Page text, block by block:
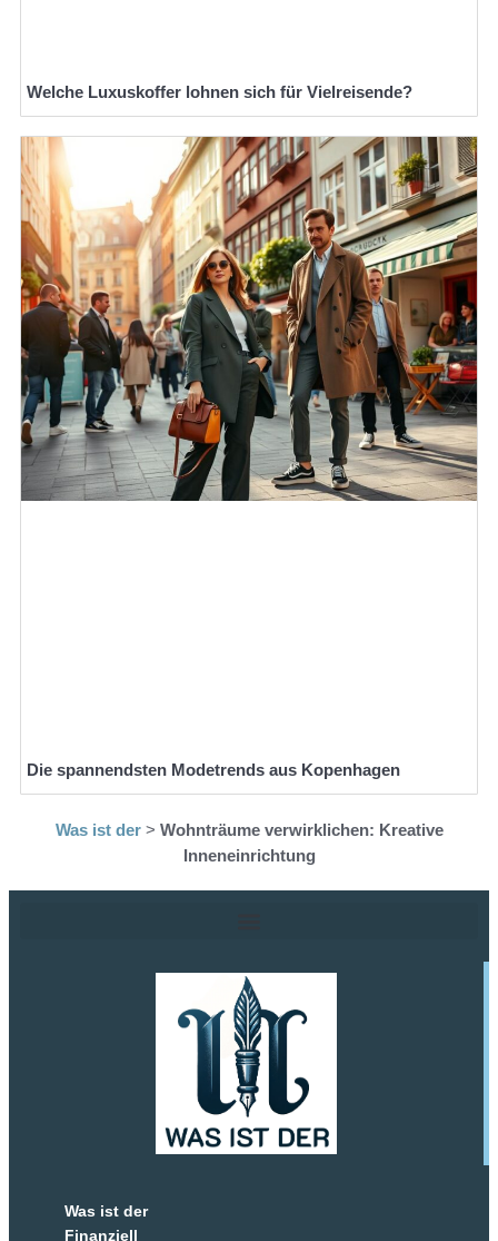
Welche Luxuskoffer lohnen sich für Vielreisende?
Die spannendsten Modetrends aus Kopenhagen
Was ist der> Wohnträume verwirklichen: Kreative
Inneneinrichtung
Was ist der
Finanziell